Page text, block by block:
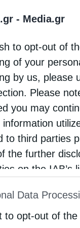
- Media.gr
to opt-out of
of your
by us, please
Please
you may
information
to third parties
the further
on the IAB’s
of
parties.
Data
to opt-out of
σε
θα ήταν
λιγότερο
εκείνη τη
και
έχουν συχνά